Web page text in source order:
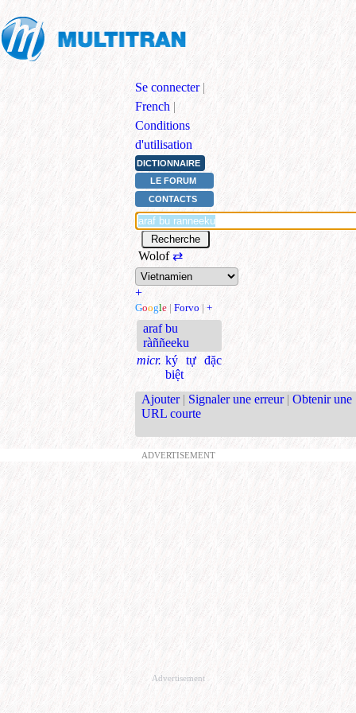
Se connecter |
French |
Conditions
d'utilisation
DICTIONNAIRE
LE FORUM
CONTACTS
Wolof⇄
+
Google | Forvo | +
araf bu
ràññeeku
micr. ký tự đặc
biệt
Ajouter | Signaler une erreur | Obtenir une
URL courte
ADVERTISEMENT
Advertisement